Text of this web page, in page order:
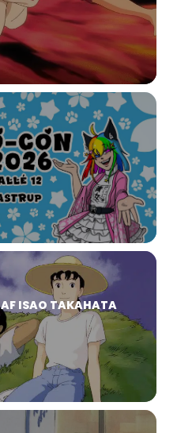
ISAO TAKAHATA